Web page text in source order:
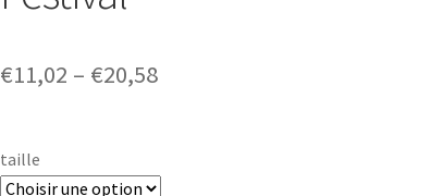
€11,02 – €20,58Price
taille